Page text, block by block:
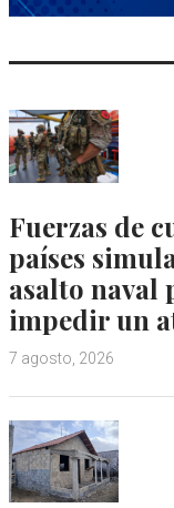
Fuerzas de
países
asalto naval
impedir un
7 agosto, 2026